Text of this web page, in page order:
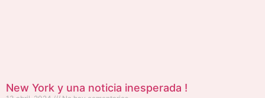
New York y una noticia inesperada !